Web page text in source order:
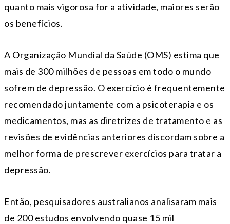
quanto mais vigorosa for a atividade, maiores serão
os benefícios.
A Organização Mundial da Saúde (OMS) estima que
mais de 300 milhões de pessoas em todo o mundo
sofrem de depressão. O exercício é frequentemente
recomendado juntamente com a psicoterapia e os
medicamentos, mas as diretrizes de tratamento e as
revisões de evidências anteriores discordam sobre a
melhor forma de prescrever exercícios para tratar a
depressão.
Então, pesquisadores australianos analisaram mais
de 200 estudos envolvendo quase 15 mil